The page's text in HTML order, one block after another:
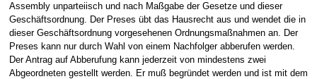
Assembly unparteiisch und nach Maßgabe der Gesetze und dieser
Geschäftsordnung. Der Preses übt das Hausrecht aus und wendet die in
dieser Geschäftsordnung vorgesehenen Ordnungsmaßnahmen an. Der
Preses kann nur durch Wahl von einem Nachfolger abberufen werden.
Der Antrag auf Abberufung kann jederzeit von mindestens zwei
Abgeordneten gestellt werden. Er muß begründet werden und ist mit dem